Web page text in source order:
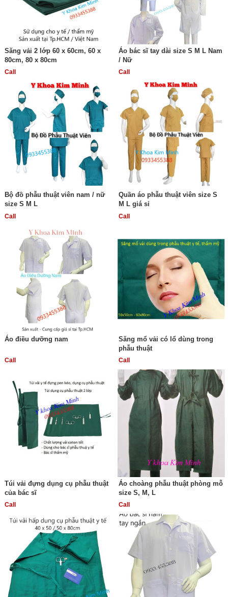
Săng vải 2 lớp 60 x 60cm, 60 x
80cm, 80 x 80cm
Call
Áo bác sĩ tay dài size S M L Nam
/ Nữ
Call
Bộ đồ phẫu thuật viên nam / nữ
size S M L
Call
Quần áo phẫu thuật viên size S
M L giá sỉ
Call
Áo điều dưỡng nam
Call
Săng mổ vải có lổ dùng trong
phẫu thuật
Call
Túi vải đựng dụng cụ phẫu thuật
của bác sĩ
Call
Áo choàng phẫu thuật phòng mỗ
size S, M, L
Call